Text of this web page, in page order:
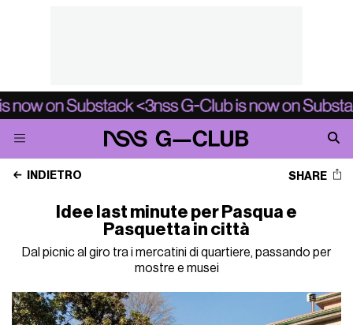
INDIETRO SHARE
Idee last minute per Pasqua e
Pasquetta in città
Dal picnic al giro tra i mercatini di quartiere, passando per
mostre e musei